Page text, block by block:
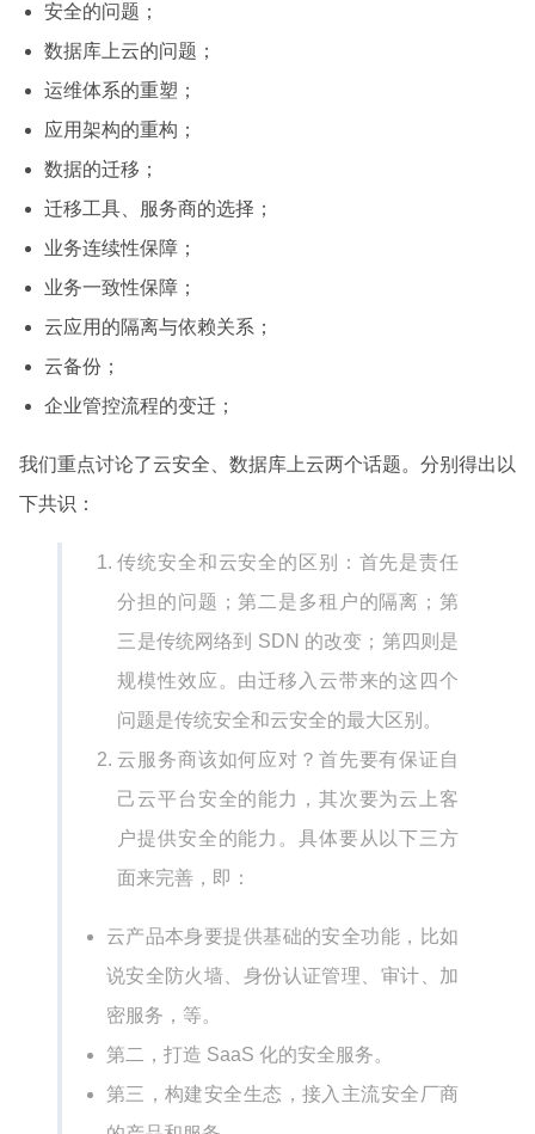
安全的问题；
数据库上云的问题；
运维体系的重塑；
应用架构的重构；
数据的迁移；
迁移工具、服务商的选择；
业务连续性保障；
业务一致性保障；
云应用的隔离与依赖关系；
云备份；
企业管控流程的变迁；
我们重点讨论了云安全、数据库上云两个话题。分别得出以
下共识：
传统安全和云安全的区别：首先是责任
分担的问题；第二是多租户的隔离；第
三是传统网络到 SDN 的改变；第四则是
规模性效应。由迁移入云带来的这四个
问题是传统安全和云安全的最大区别。
云服务商该如何应对？首先要有保证自
己云平台安全的能力，其次要为云上客
户提供安全的能力。具体要从以下三方
面来完善，即：
云产品本身要提供基础的安全功能，比如
说安全防火墙、身份认证管理、审计、加
密服务，等。
第二，打造 SaaS 化的安全服务。
第三，构建安全生态，接入主流安全厂商